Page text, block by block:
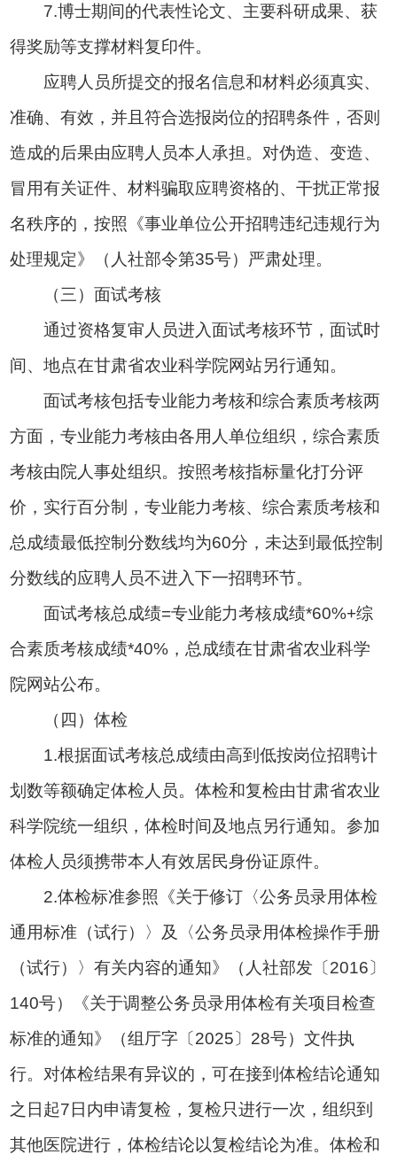
7.博士期间的代表性论文、主要科研成果、获
得奖励等支撑材料复印件。
应聘人员所提交的报名信息和材料必须真实、
准确、有效，并且符合选报岗位的招聘条件，否则
造成的后果由应聘人员本人承担。对伪造、变造、
冒用有关证件、材料骗取应聘资格的、干扰正常报
名秩序的，按照《事业单位公开招聘违纪违规行为
处理规定》（人社部令第35号）严肃处理。
（三）面试考核
通过资格复审人员进入面试考核环节，面试时
间、地点在甘肃省农业科学院网站另行通知。
面试考核包括专业能力考核和综合素质考核两
方面，专业能力考核由各用人单位组织，综合素质
考核由院人事处组织。按照考核指标量化打分评
价，实行百分制，专业能力考核、综合素质考核和
总成绩最低控制分数线均为60分，未达到最低控制
分数线的应聘人员不进入下一招聘环节。
面试考核总成绩=专业能力考核成绩*60%+综
合素质考核成绩*40%，总成绩在甘肃省农业科学
院网站公布。
（四）体检
1.根据面试考核总成绩由高到低按岗位招聘计
划数等额确定体检人员。体检和复检由甘肃省农业
科学院统一组织，体检时间及地点另行通知。参加
体检人员须携带本人有效居民身份证原件。
2.体检标准参照《关于修订〈公务员录用体检
通用标准（试行）〉及〈公务员录用体检操作手册
（试行）〉有关内容的通知》（人社部发〔2016〕
140号）《关于调整公务员录用体检有关项目检查
标准的通知》（组厅字〔2025〕28号）文件执
行。对体检结果有异议的，可在接到体检结论通知
之日起7日内申请复检，复检只进行一次，组织到
其他医院进行，体检结论以复检结论为准。体检和